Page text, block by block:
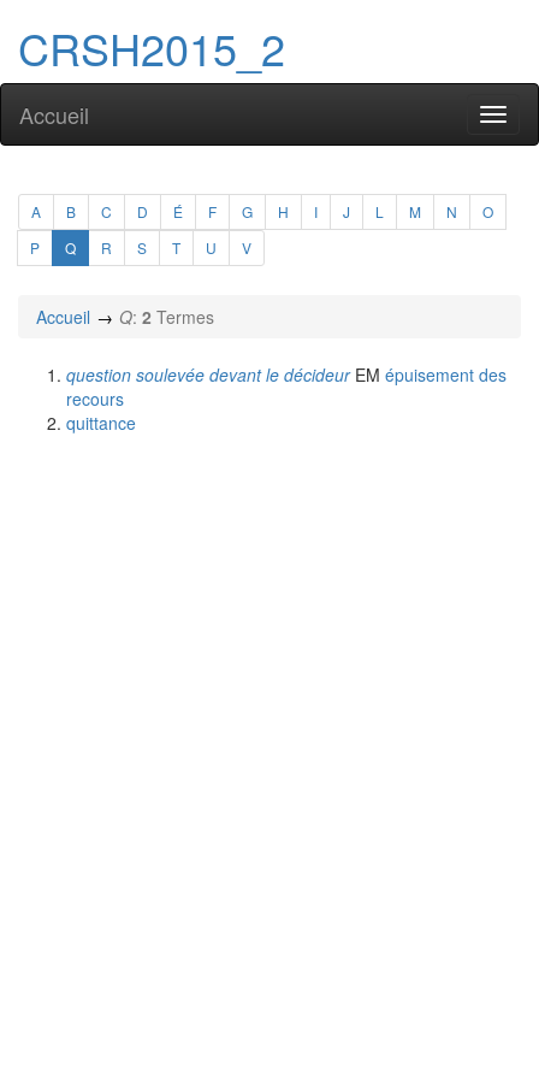
CRSH2015_2
Accueil
A B C D É F G H I J L M N
O
P
Q R S T U V
Accueil Q: 2 Termes
question soulevée devant le décideurEM épuisement des
recours
quittance